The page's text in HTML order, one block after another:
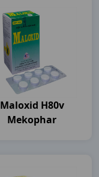
Maloxid H80v
Mekophar